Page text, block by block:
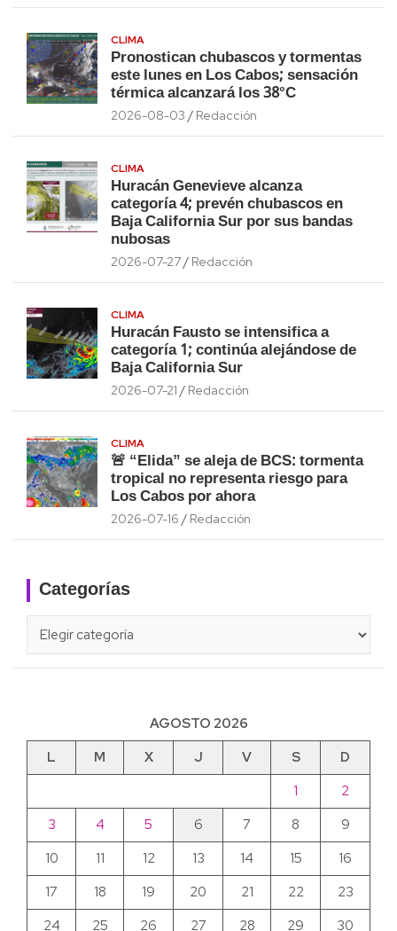
CLIMA
Pronostican chubascos y tormentas
este lunes en Los Cabos; sensación
térmica alcanzará los 38°C
2026-08-03 Redacción
CLIMA
Huracán Genevieve alcanza
categoría 4; prevén chubascos en
Baja California Sur por sus bandas
nubosas
2026-07-27 Redacción
CLIMA
Huracán Fausto se intensifica a
categoría 1; continúa alejándose de
Baja California Sur
2026-07-21 Redacción
CLIMA
🚨 “Elida” se aleja de BCS: tormenta
tropical no representa riesgo para
Los Cabos por ahora
2026-07-16 Redacción
Categorías
AGOSTO 2026
L
M X J V S
D
1
2
3
4 5 6 7 8
9
10
11 12 13 14 15
16
17
18 19 20 21 22
23
24
25 26 27 28 29 30